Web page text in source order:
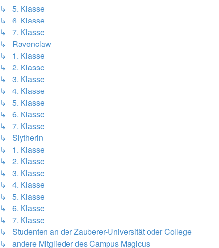
↳ 5. Klasse
↳ 6. Klasse
↳ 7. Klasse
↳ Ravenclaw
↳ 1. Klasse
↳ 2. Klasse
↳ 3. Klasse
↳ 4. Klasse
↳ 5. Klasse
↳ 6. Klasse
↳ 7. Klasse
↳ Slytherin
↳ 1. Klasse
↳ 2. Klasse
↳ 3. Klasse
↳ 4. Klasse
↳ 5. Klasse
↳ 6. Klasse
↳ 7. Klasse
↳ Studenten an der Zauberer-Universität oder College
↳ andere Mitglieder des Campus Magicus